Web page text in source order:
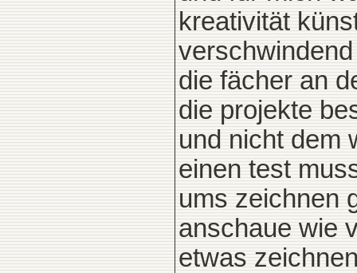
kreativität
die fächer an
die projekte
und nicht dem
einen test
ums zeichnen
anschaue wie
etwas